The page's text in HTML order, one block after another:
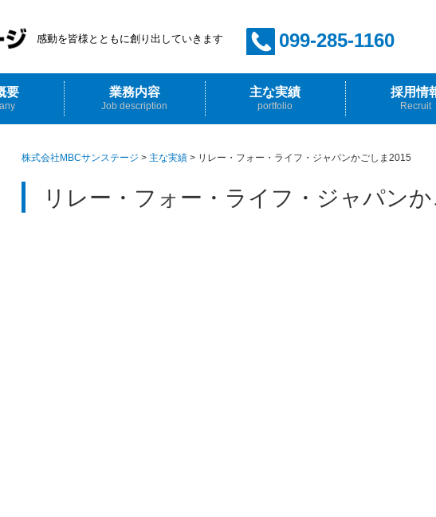
感動を皆様とともに創り出していきます 099-285-1160
要 業務内容
Job description
主な実績
portfolio
採用情
Recruit
株式会社MBCサンステージ > 主な実績> リレー・フォー・ライフ・ジャパンかごしま2015
リレー・フォー・ライフ・ジャパン